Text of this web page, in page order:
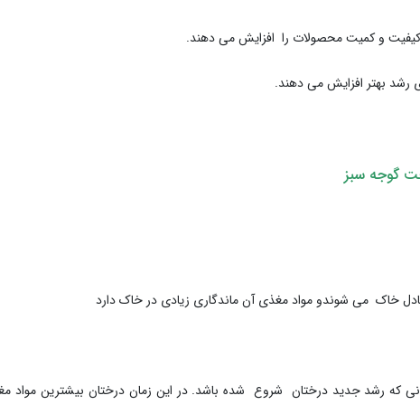
کیفیت و کمیت محصولات را افزایش می دهند.
رشد بهتر افزایش می دهند.
گوجه سبز
خاک می شوندو مواد مغذی آن ماندگاری زیادی در خاک دارد
که رشد جدید درختان شروع شده باشد. در این زمان درختان بیشترین مواد